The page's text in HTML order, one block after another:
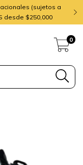
(sujetos a
desde $250,000
0